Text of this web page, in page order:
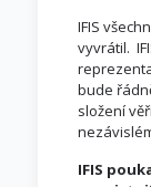
IFIS
vyvrátil.
bude
složení
IFIS